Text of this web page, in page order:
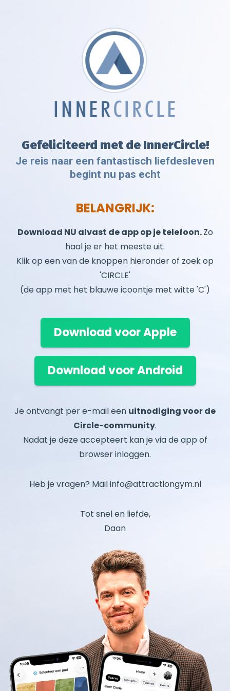
Gefeliciteerd met de InnerCircle!
Je reis naar een fantastisch liefdesleven
begint nu pas echt
BELANGRIJK:
Download NU alvast de app op je telefoon.Zo
haal je er het meeste uit.
Klik op een van de knoppen hieronder of zoek op
'CIRCLE'
(de app met het blauwe icoontje met witte 'C')
Download voor Apple
Download voor Android
Je ontvangt per e-mail een uitnodiging voor de
Circle-community.
Nadat je deze accepteert kan je via de app of
browser inloggen.
Heb je vragen? Mailinfo@attractiongym.nl
Tot snel en liefde,
Daan